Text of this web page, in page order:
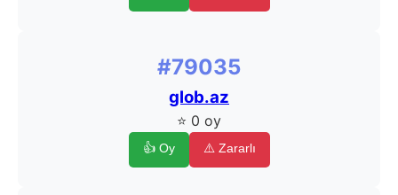
#79035
glob.az
⭐ 0 oy
👍 Oy ⚠️ Zararlı